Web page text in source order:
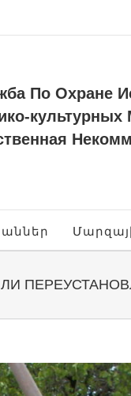
По Охране
культурных